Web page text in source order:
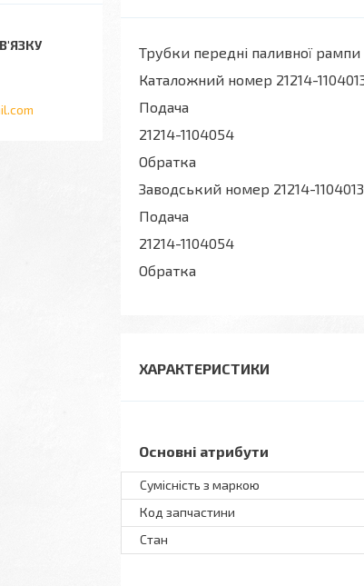
Трубки передні паливної
Каталожний номер 21214-
Подача
21214-1104054
Обратка
Заводський номер 21214-1104013
Подача
21214-1104054
Обратка
ХАРАКТЕРИСТИКИ
Основні атрибути
Сумісність з маркою
Код запчастини
Стан